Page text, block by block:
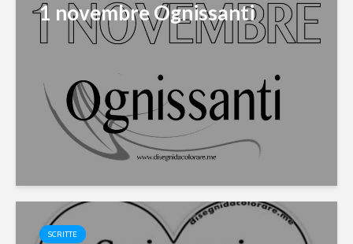
1 novembre Ognissanti
SCRITTE